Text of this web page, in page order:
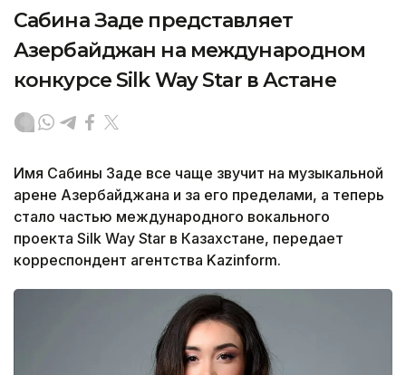
Сабина Заде представляет
Азербайджан на международном
конкурсе Silk Way Star в Астане
Имя Сабины Заде все чаще звучит на музыкальной
арене Азербайджана и за его пределами, а теперь
стало частью международного вокального
проекта Silk Way Star в Казахстане, передает
корреспондент агентства Kazinform.